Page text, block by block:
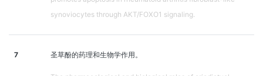
synoviocytes through AKT/FOXO1 signaling.
7 圣草酚的药理和生物学作用。